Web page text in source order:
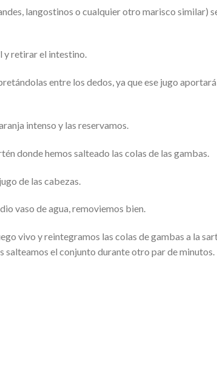
langostinos o cualquier otro marisco similar)
y retirar el intestino.
entre los dedos, ya que ese jugo aportará
intenso y las reservamos.
donde hemos salteado las colas de las gambas.
de las cabezas.
vaso de agua, removiemos bien.
vivo y reintegramos las colas de gambas a la
salteamos el conjunto durante otro par de minutos.